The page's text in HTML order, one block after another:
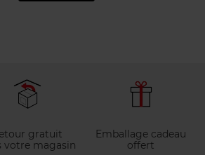
gratuit
votre magasin
Emballage cadeau
offert